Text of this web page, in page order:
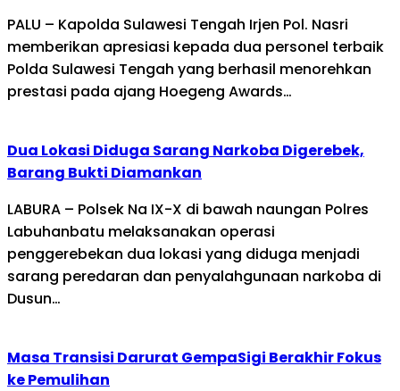
PALU – Kapolda Sulawesi Tengah Irjen Pol. Nasri
memberikan apresiasi kepada dua personel terbaik
Polda Sulawesi Tengah yang berhasil menorehkan
prestasi pada ajang Hoegeng Awards…
Dua Lokasi Diduga Sarang Narkoba Digerebek,
Barang Bukti Diamankan
LABURA – Polsek Na IX-X di bawah naungan Polres
Labuhanbatu melaksanakan operasi
penggerebekan dua lokasi yang diduga menjadi
sarang peredaran dan penyalahgunaan narkoba di
Dusun…
Masa Transisi Darurat GempaSigi Berakhir Fokus
ke Pemulihan